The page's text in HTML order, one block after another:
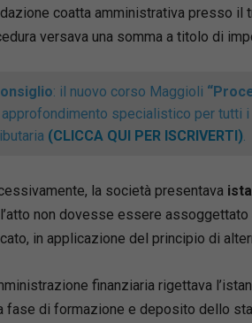
dalla
alla
Monica
e
coatta amministrativa presso il
versava una somma a titolo di
: il nuovo corso Maggioli
approfondimento specialistico per
(CLICCA QUI PER ISCRIVERTI)
la società presentava
non dovesse essere
in applicazione del principio di
finanziaria rigettava
fase di formazione e deposito dello